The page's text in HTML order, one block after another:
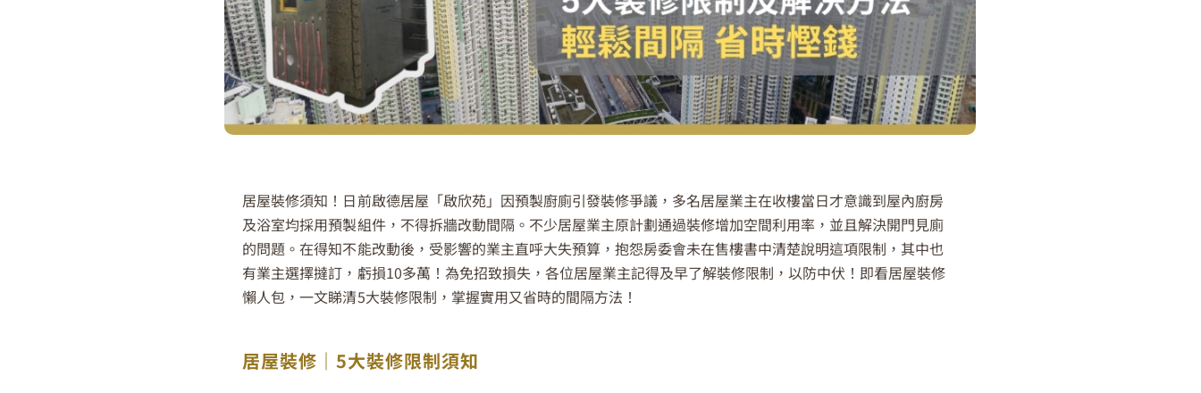
居屋裝修須知！日前啟德居屋「啟欣苑」因預製廚廁引發裝修爭議，多名居屋業主在收樓當日才意識到屋內廚房
及浴室均採用預製組件，不得拆牆改動間隔。不少居屋業主原計劃通過裝修增加空間利用率，並且解決開門見廁
的問題。在得知不能改動後，受影響的業主直呼大失預算，抱怨房委會未在售樓書中清楚說明這項限制，其中也
有業主選擇撻訂，虧損10多萬！為免招致損失，各位居屋業主記得及早了解裝修限制，以防中伏！即看居屋裝修
懶人包，一文睇清5大裝修限制，掌握實用又省時的間隔方法！
居屋裝修｜5大裝修限制須知